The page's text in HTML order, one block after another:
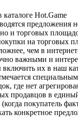
Hot.Game
предложения
и торговых
на торговых
чем в
важными и
включить их в наш
где нет
продавцов в
покупатель
конкретное